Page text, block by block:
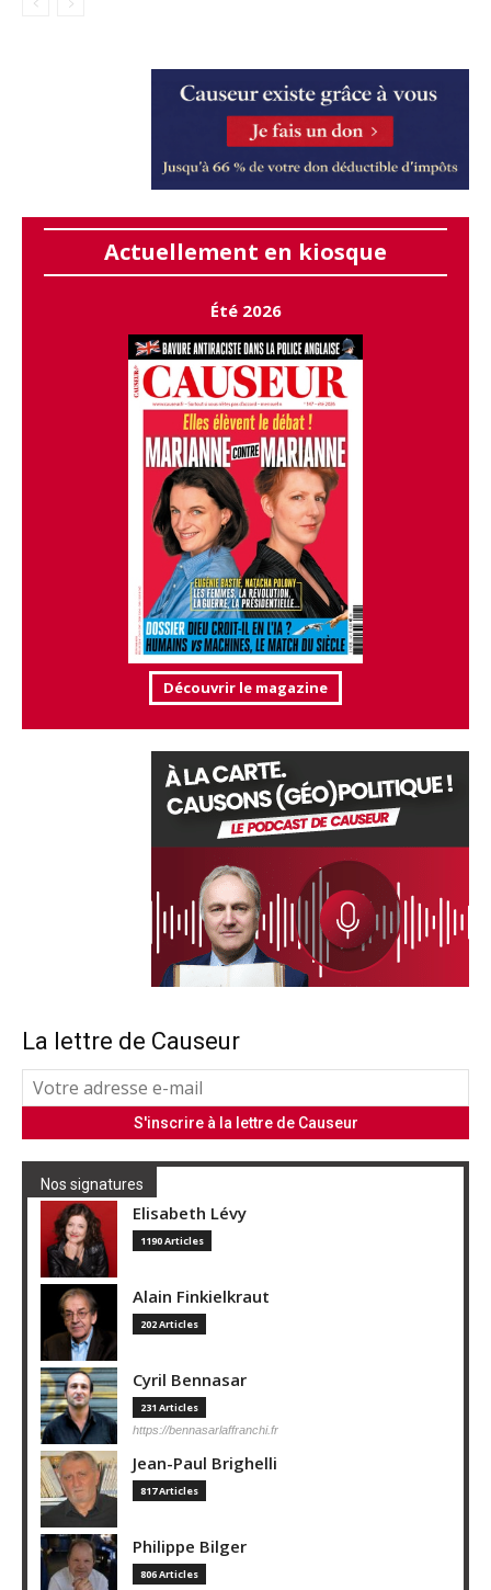
Actuellement en kiosque
Été 2026
Découvrir le magazine
La lettre de Causeur
Nos signatures
Elisabeth Lévy
1190 Articles
Alain Finkielkraut
202 Articles
Cyril Bennasar
231 Articles
https://bennasarlaffranchi.fr
Jean-Paul Brighelli
817 Articles
Philippe Bilger
806 Articles